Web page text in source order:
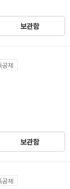
보관함
공제
보관함
공제